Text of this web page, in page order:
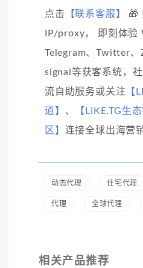
点击 【联系客服】
🎁
IP/proxy， 即刻体验
Telegram、Twitter、
signal等获客系统，
流自助服务或关注 【
道】 、
【LIKE.TG生
区】 连接全球出海营
动态代理 住宅代理
代理 全球代理
相关产品推荐